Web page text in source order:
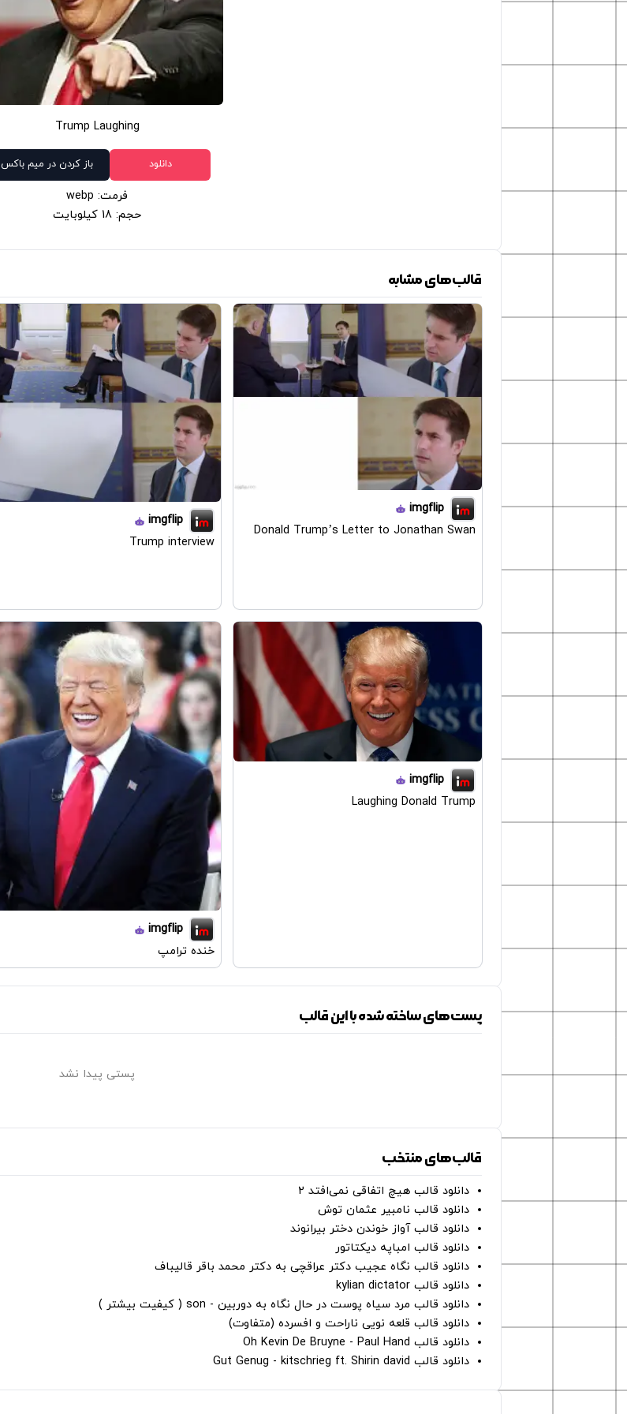
Trump Laughing
دانلود باز کردن در میم باکس
فرمت: webp
حجم: 18 کیلوبایت
قالب‌های مشابه
imgflip
Donald Trump’s Letter to Jonathan Swan
imgflip
Trump interview
imgflip
Laughing Donald Trump
imgflip
خنده ترامپ
پست‌های ساخته شده با این قالب
پستی پیدا نشد
قالب‌های منتخب
دانلود قالب هیچ اتفاقی نمی‌افتد ۲
دانلود قالب نامبیر عثمان ‌توش
دانلود قالب آواز خوندن دختر بیرانوند
دانلود قالب امباپه دیکتاتور
دانلود قالب نگاه عجیب دکتر عراقچی به دکتر محمد باقر قالیباف
دانلود قالب kylian dictator
دانلود قالب مرد سیاه پوست در حال نگاه به دوربین - son ( کیفیت بیشتر )
دانلود قالب قلعه نویی ناراحت و افسرده (متفاوت)
دانلود قالب Oh Kevin De Bruyne - Paul Hand
دانلود قالب Gut Genug - kitschrieg ft. Shirin david